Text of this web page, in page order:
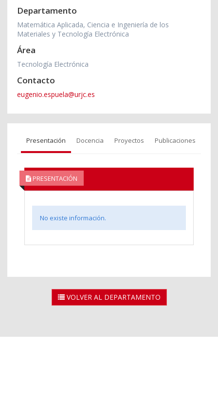
Departamento
Matemática Aplicada, Ciencia e Ingeniería de los
Materiales y Tecnología Electrónica
Área
Tecnología Electrónica
Contacto
eugenio.espuela@urjc.es
Presentación Docencia Proyectos Publicaciones
PRESENTACIÓN
No existe información.
VOLVER AL DEPARTAMENTO